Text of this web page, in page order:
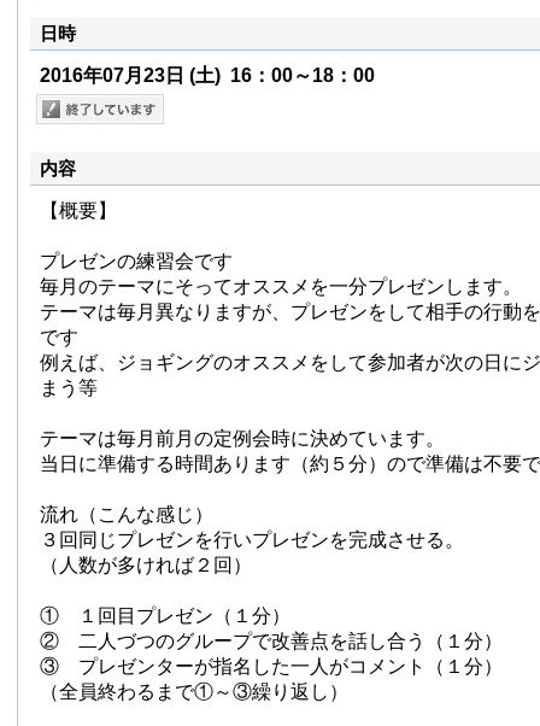
日時
2016年07月23日 (土) 16：00～18：00
内容
【概要】
プレゼンの練習会です
毎月のテーマにそってオススメを一分プレゼンします。
テーマは毎月異なりますが、プレゼンをして相手の行動
です
例えば、ジョギングのオススメをして参加者が次の日に
まう等
テーマは毎月前月の定例会時に決めています。
当日に準備する時間あります（約５分）ので準備は不要
流れ（こんな感じ）
３回同じプレゼンを行いプレゼンを完成させる。
（人数が多ければ２回）
① １回目プレゼン（１分）
② 二人づつのグループで改善点を話し合う（１分）
③ プレゼンターが指名した一人がコメント（１分）
（全員終わるまで①～③繰り返し）